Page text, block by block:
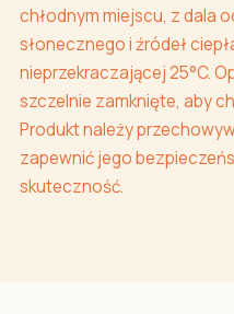
chłodnym miejscu, z dala
słonecznego i źródeł
nieprzekraczającej 25°C.
szczelnie zamknięte, aby
Produkt należy
zapewnić jego
skuteczność.